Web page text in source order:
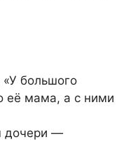
большого
её мама, а с ними
дочери —